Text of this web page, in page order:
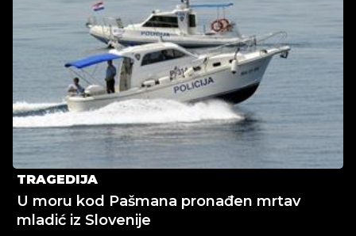
TRAGEDIJA
U moru kod Pašmana pronađen mrtav
mladić iz Slovenije